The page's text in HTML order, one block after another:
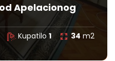
Apelacionog
Kupatilo1 34 m2